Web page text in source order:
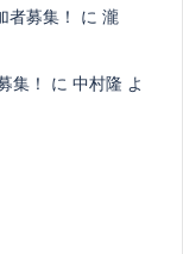
募集！ に 瀧
集！ に 中村隆 よ